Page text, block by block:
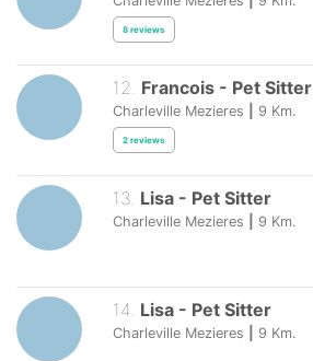
8 reviews
12. Francois - Pet Sitter
Charleville Mezieres 9 Km.
2 reviews
13. Lisa - Pet Sitter
Charleville Mezieres 9 Km.
14 Lisa - Pet Sitter
Charleville Mezieres 9 Km.